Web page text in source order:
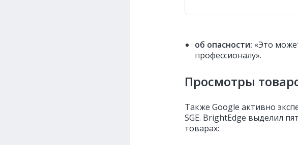
об опасности: «Это
профессионалу».
Просмотры
Также Google активно
SGE. BrightEdge выделил
товарах: